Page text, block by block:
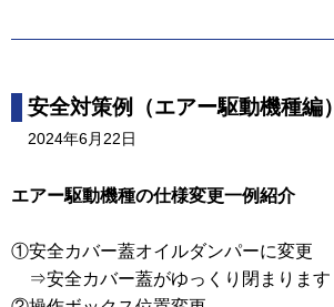
安全対策例（エアー駆動機種編）
2024年6月22日
エアー駆動機種の仕様変更一例紹介
①安全カバー蓋オイルダンパーに変更
⇒安全カバー蓋がゆっくり閉まります